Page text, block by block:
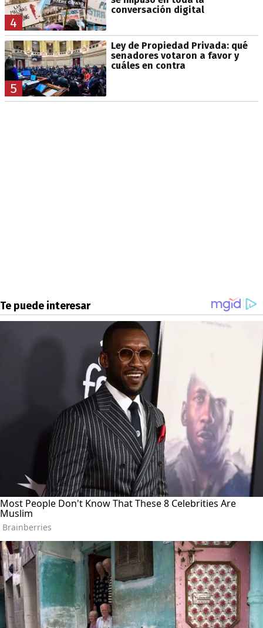
4
conversación digital
5
Ley de Propiedad Privada: qué
senadores votaron a favor y
cuáles en contra